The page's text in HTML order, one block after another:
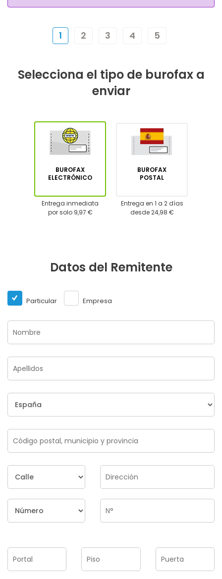
1 2 3 4 5
Selecciona el tipo de burofax a
enviar
BUROFAX
ELECTRÓNICO
Entrega inmediata
por solo 9,97 €
BUROFAX
POSTAL
Entrega en 1 a 2 días
desde 24,98 €
Datos del Remitente
Particular Empresa